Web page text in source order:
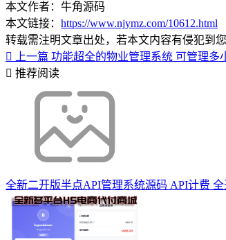
本文作者：牛角源码
本文链接： https://www.njymz.com/10612.html
转载需注明文章出处，若本文内容有侵犯到
上一篇 功能超全的物业管理系统 可管理多
推荐阅读
全新二开版半点API管理系统源码 API计费 全